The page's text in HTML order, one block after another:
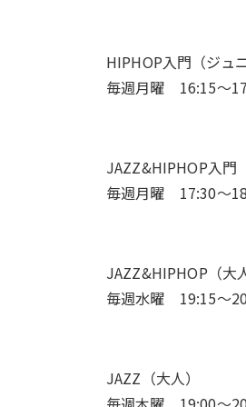
HIPHOP入門（ジュ
毎週月曜 16:15～
JAZZ&HIPHOP入門
毎週月曜 17:30～
JAZZ&HIPHOP（大
毎週水曜 19:15～
JAZZ（大人）